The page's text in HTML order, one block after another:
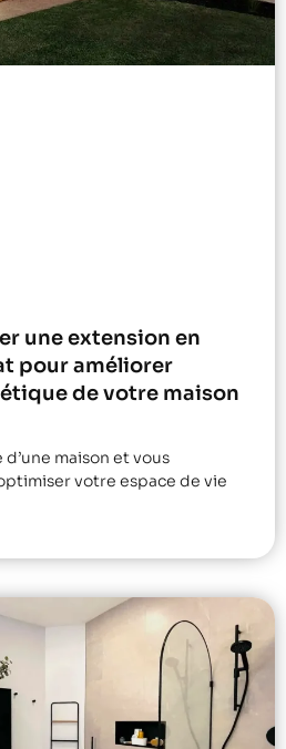
une extension en
pour améliorer
de votre maison
maison et vous
votre espace de vie